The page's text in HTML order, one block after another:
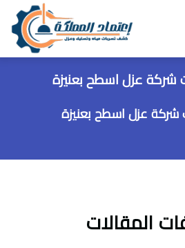
شركة عزل اسطح بعنيزة
شركة عزل اسطح بعنيزة
المقالات